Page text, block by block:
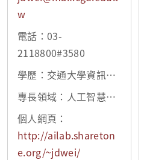
w
電話：03-
2118800#3580
學歷：交通大學資訊科
學博士
專長領域：人工智慧、
資料探勘、資料庫
個人網頁：
http://ailab.shareton
e.org/~jdwei/